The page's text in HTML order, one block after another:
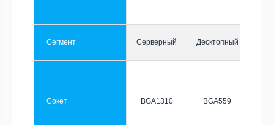
Сегмент Серверный Десктопный
Сокет BGA1310 BGA559